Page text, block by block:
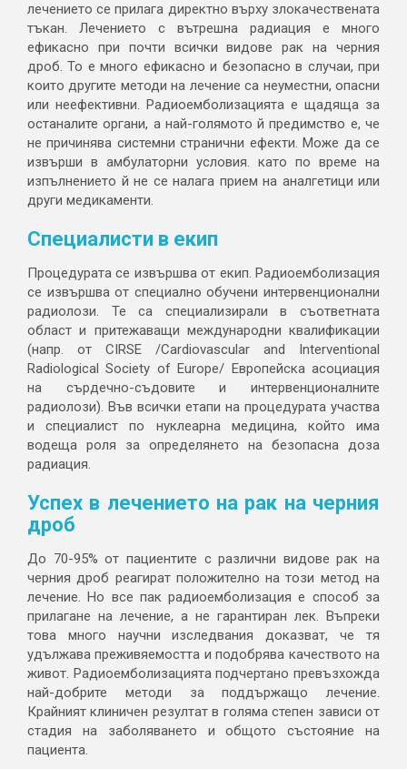
лечението се прилага директно върху злокачествената
тъкан. Лечението с вътрешна радиация е много
ефикасно при почти всички видове рак на черния
дроб. То е много ефикасно и безопасно в случаи, при
които другите методи на лечение са неуместни, опасни
или неефективни. Радиоемболизацията е щадяща за
останалите органи, а най-голямото й предимство е, че
не причинява системни странични ефекти. Може да се
извърши в амбулаторни условия. като по време на
изпълнението й не се налага прием на аналгетици или
други медикаменти.
Специалисти в екип
Процедурата се извършва от екип. Радиоемболизация
се извършва от специално обучени интервенционални
радиолози. Те са специализирали в съответната
област и притежаващи международни квалификации
(напр. от CIRSE /Cardiovascular and Interventional
Radiological Society of Europe/ Европейска асоциация
на сърдечно-съдовите и интервенционалните
радиолози). Във всички етапи на процедурата участва
и специалист по нуклеарна медицина, който има
водеща роля за определянето на безопасна доза
радиация.
Успех в лечението на рак на черния
дроб
До 70-95% от пациентите с различни видове рак на
черния дроб реагират положително на този метод на
лечение. Но все пак радиоемболизация е способ за
прилагане на лечение, а не гарантиран лек. Въпреки
това много научни изследвания доказват, че тя
удължава преживяемостта и подобрява качеството на
живот. Радиоемболизацията подчертано превъзхожда
най-добрите методи за поддържащо лечение.
Крайният клиничен резултат в голяма степен зависи от
стадия на заболяването и общото състояние на
пациента.